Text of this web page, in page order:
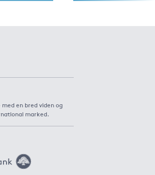
en bred viden og
marked.